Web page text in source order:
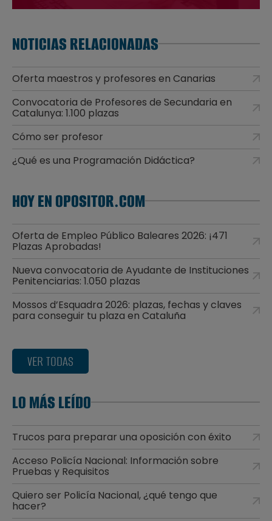
NOTICIAS RELACIONADAS
Oferta maestros y profesores en Canarias
Convocatoria de Profesores de Secundaria en
Catalunya: 1.100 plazas
Cómo ser profesor
¿Qué es una Programación Didáctica?
HOY EN OPOSITOR.COM
Oferta de Empleo Público Baleares 2026: ¡471
Plazas Aprobadas!
Nueva convocatoria de Ayudante de Instituciones
Penitenciarias: 1.050 plazas
Mossos d’Esquadra 2026: plazas, fechas y claves
para conseguir tu plaza en Cataluña
VER TODAS
LO MÁS LEÍDO
Trucos para preparar una oposición con éxito
Acceso Policía Nacional: Información sobre
Pruebas y Requisitos
Quiero ser Policía Nacional, ¿qué tengo que
hacer?